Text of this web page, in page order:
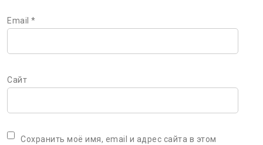
Email *
Сайт
Сохранить моё имя, email и адрес сайта в этом